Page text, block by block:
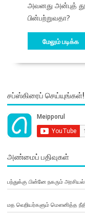
அவனது அன்புத்
பின்பற்றுவதா?
மேலும் படிக்க
சப்ஸ்கிரைப் செய்யுங்கள்!
அண்மைப் பதிவுகள்
பந்துக்கு பின்னே நகரும்
மத வெறியர்களும் மௌனித்த